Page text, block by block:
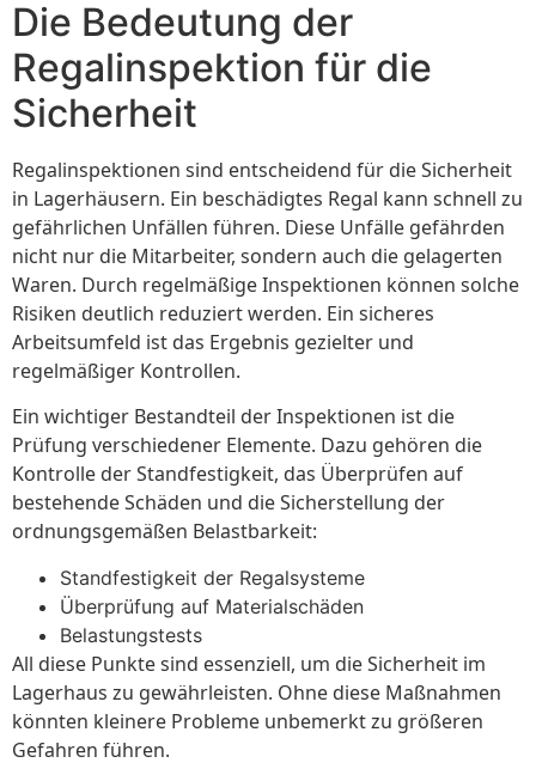
Die Bedeutung der
Regalinspektion für die
Sicherheit
Regalinspektionen sind entscheidend für die Sicherheit
in Lagerhäusern. Ein beschädigtes Regal kann schnell zu
gefährlichen Unfällen führen. Diese Unfälle gefährden
nicht nur die Mitarbeiter, sondern auch die gelagerten
Waren. Durch regelmäßige Inspektionen können solche
Risiken deutlich reduziert werden. Ein sicheres
Arbeitsumfeld ist das Ergebnis gezielter und
regelmäßiger Kontrollen.
Ein wichtiger Bestandteil der Inspektionen ist die
Prüfung verschiedener Elemente. Dazu gehören die
Kontrolle der Standfestigkeit, das Überprüfen auf
bestehende Schäden und die Sicherstellung der
ordnungsgemäßen Belastbarkeit:
Standfestigkeit der Regalsysteme
Überprüfung auf Materialschäden
Belastungstests
All diese Punkte sind essenziell, um die Sicherheit im
Lagerhaus zu gewährleisten. Ohne diese Maßnahmen
könnten kleinere Probleme unbemerkt zu größeren
Gefahren führen.